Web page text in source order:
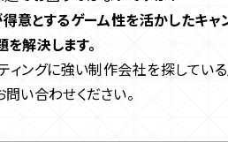
意とするゲーム性を活かしたキャ
解決します。
ティングに強い制作会社を探してい
い合わせください。